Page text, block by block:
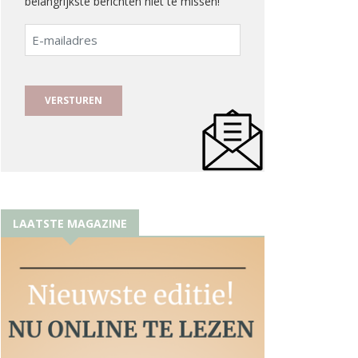
E-
mailadres
LAATSTE MAGAZINE